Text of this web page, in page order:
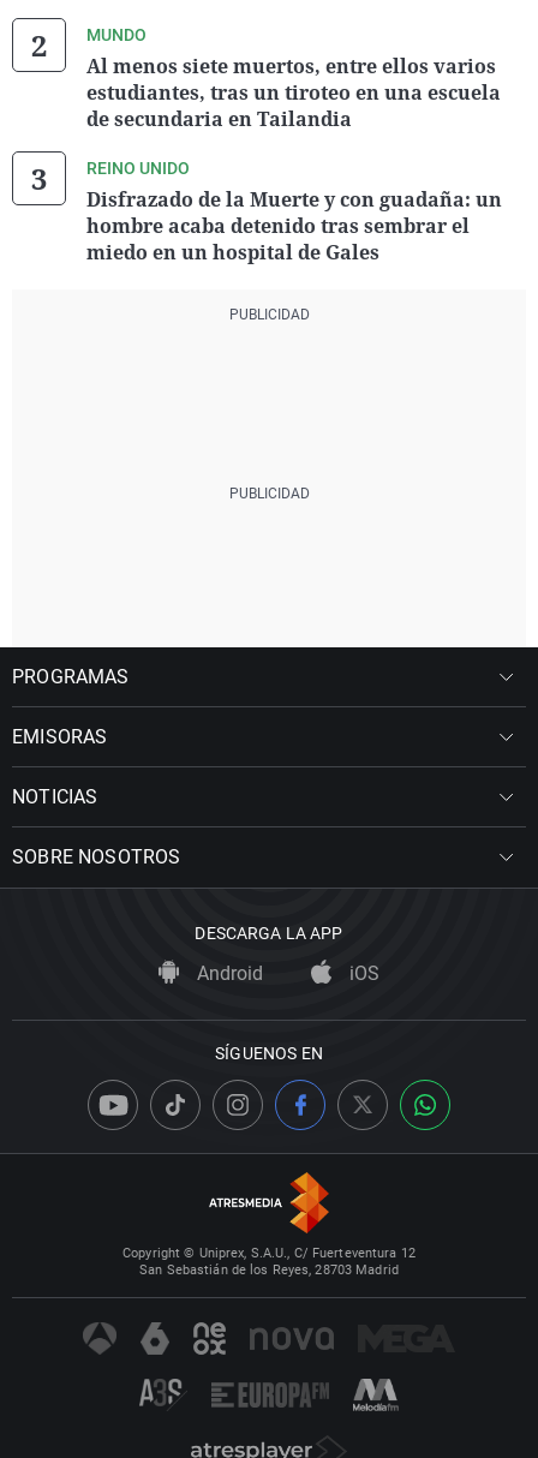
MUNDO
Al menos siete muertos, entre ellos varios
estudiantes, tras un tiroteo en una escuela
de secundaria en Tailandia
REINO UNIDO
Disfrazado de la Muerte y con guadaña: un
hombre acaba detenido tras sembrar el
miedo en un hospital de Gales
PROGRAMAS
EMISORAS
NOTICIAS
SOBRE NOSOTROS
DESCARGA LA APP
Android iOS
SÍGUENOS EN
Copyright © Uniprex, S.A.U., C/ Fuerteventura 12
San Sebastián de los Reyes, 28703 Madrid